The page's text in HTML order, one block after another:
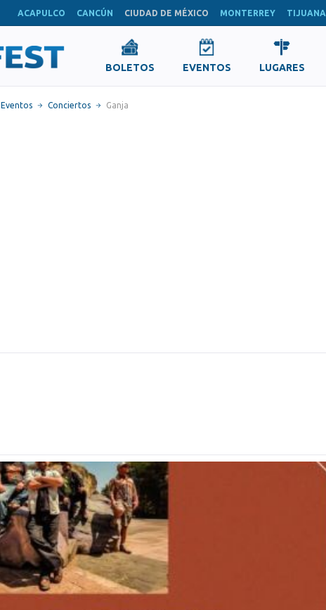
ACAPULCO CANCÚN CIUDAD DE MÉXICO MONTERREY TIJUANA
BOLETOS EVENTOS LUGARES
Eventos Conciertos Ganja